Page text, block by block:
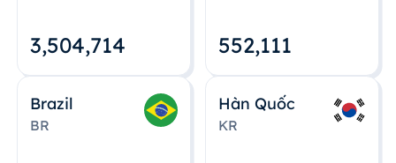
3,504,715 552,112
Brazil
BR
Hàn Quốc
KR